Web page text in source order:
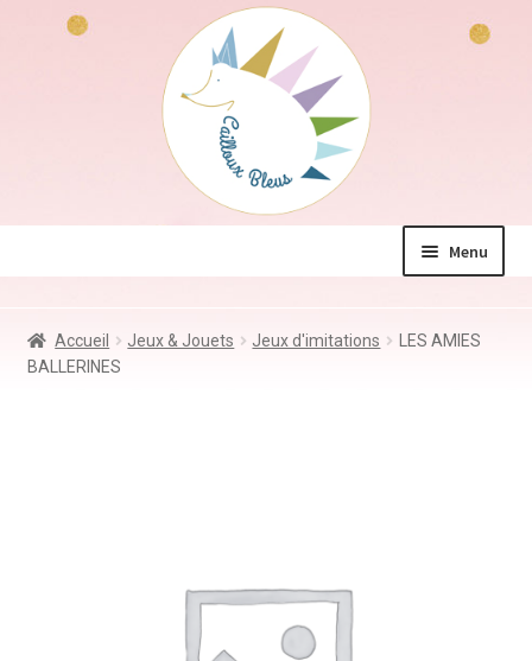
Menu
Jeux & Jouets
Accueil Jeux & Jouets Jeux d'imitations
LES AMIES
BALLERINES